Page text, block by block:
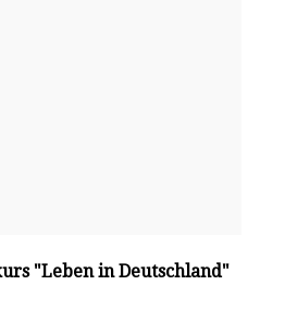
"Leben in Deutschland"